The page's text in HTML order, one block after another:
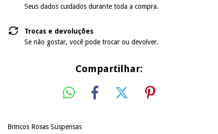
Seus dados cuidados durante toda a compra.
Trocas e devoluções
Se não gostar, você pode trocar ou devolver.
Compartilhar:
Brincos Rosas Suspensas